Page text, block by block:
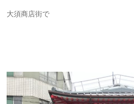
大須商店街で